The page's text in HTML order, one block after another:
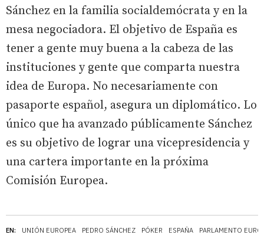
EN: UNIÓN EUROPEA PEDRO SÁNCHEZ PÓKER ESPAÑA PARLAMENTO
Sánchez en la familia socialdemócrata y en la
mesa negociadora. El objetivo de España es
tener a gente muy buena a la cabeza de las
instituciones y gente que comparta nuestra
idea de Europa. No necesariamente con
pasaporte español, asegura un diplomático. Lo
único que ha avanzado públicamente Sánchez
es su objetivo de lograr una vicepresidencia y
una cartera importante en la próxima
Comisión Europea.